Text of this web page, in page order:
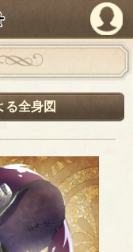
PandoraPartyProject
る全身図